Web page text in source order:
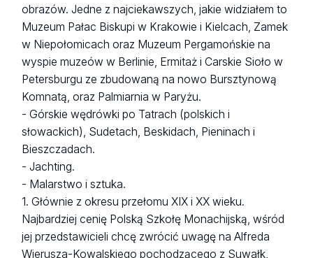
obrazów. Jedne z najciekawszych, jakie widziałem to
Muzeum Pałac Biskupi w Krakowie i Kielcach, Zamek
w Niepołomicach oraz Muzeum Pergamońskie na
wyspie muzeów w Berlinie, Ermitaż i Carskie Sioło w
Petersburgu ze zbudowaną na nowo Bursztynową
Komnatą, oraz Palmiarnia w Paryżu.
- Górskie wędrówki po Tatrach (polskich i
słowackich), Sudetach, Beskidach, Pieninach i
Bieszczadach.
- Jachting.
- Malarstwo i sztuka.
1. Głównie z okresu przełomu XIX i XX wieku.
Najbardziej cenię Polską Szkołę Monachijską, wśród
jej przedstawicieli chcę zwrócić uwagę na Alfreda
Wierusza-Kowalskiego pochodzącego z Suwałk,